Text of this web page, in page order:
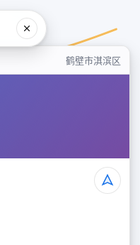
鹤壁市淇滨区